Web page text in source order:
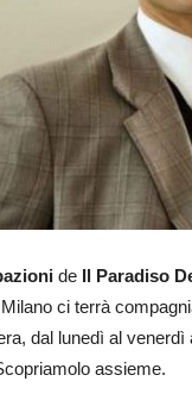
de Il Paradiso
ci terrà
dal lunedì al
assieme.